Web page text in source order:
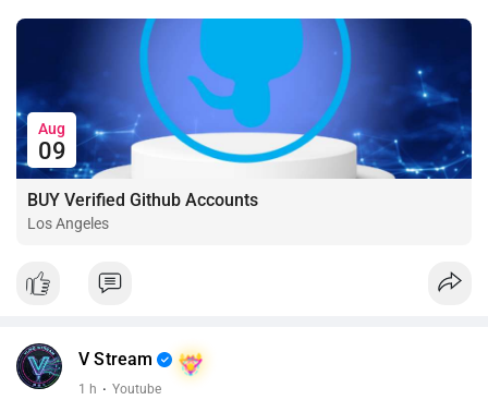
Aug
09
BUY Verified Github Accounts
Los Angeles
V Stream
1 h · Youtube